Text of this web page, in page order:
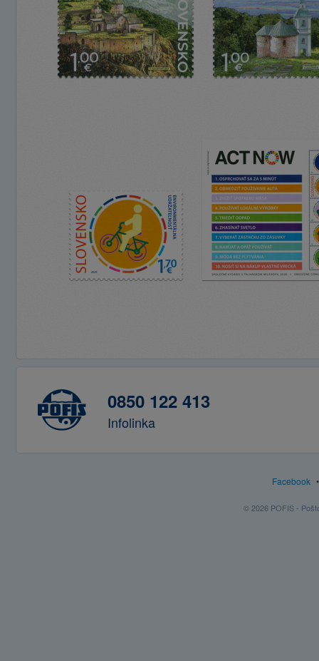
0850 122 413
Infolinka
Facebook
© 2026 POFIS -